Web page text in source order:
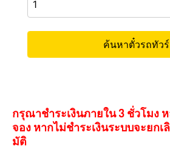
กรุณาชำระเงินภายใน 3 ชั่วโมง
จอง หากไม่ชำระเงินระบบจะยก
มัติ